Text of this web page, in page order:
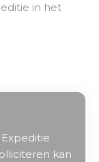
in het
kan